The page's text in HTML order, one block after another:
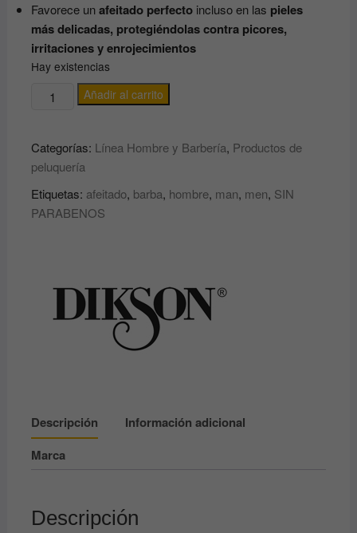
Favorece unafeitado perfectoincluso en las pieles
más delicadas, protegiéndolas contra picores,
irritaciones y enrojecimientos
Hay existencias
GEL
RASATURA
DE
AFEITADO
CABEZA,
ROSTRO
DIKSON
Añadir al carrito
Categorías: Línea Hombre y Barbería, Productos de
peluquería
Etiquetas: afeitado, barba, hombre, man, men, SIN
PARABENOS
Descripción
Información adicional
Marca
Descripción